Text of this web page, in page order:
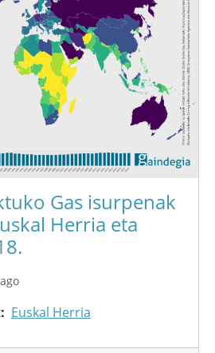
Gas isurpenak
Herria eta
Euskal Herria